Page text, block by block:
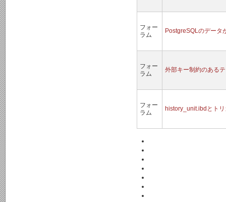
フォー
ラム
PostgreSQLのデータ
フォー
ラム
外部キー制約のある
フォー
ラム
history_unit.ibdとト